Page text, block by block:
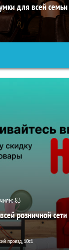
для всей
83
розничной сети
проезд, 10с1